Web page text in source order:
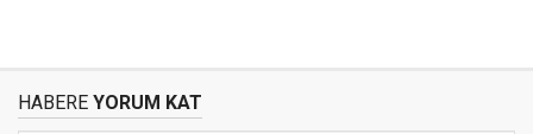
HABERE YORUM KAT